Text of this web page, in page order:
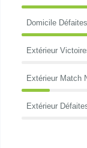
Domicile Défaites
Extérieur
Extérieur Match
Extérieur